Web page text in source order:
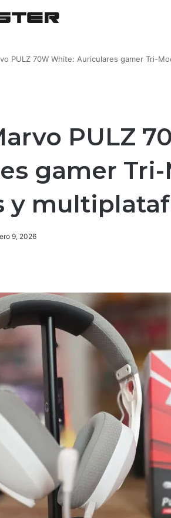
PULZ 70W White: Auriculares gamer Tri-
PULZ
gamer Tri-
y
9, 2026